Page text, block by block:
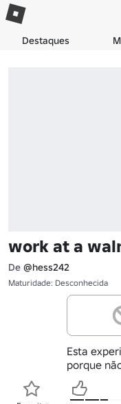
Destaques
work at a
De @hess242
Maturidade: Desconhecida
Esta
porque